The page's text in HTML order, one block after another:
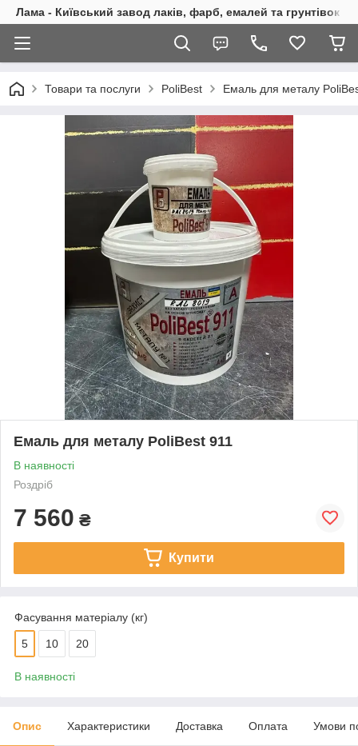
Лама - Київський завод лаків, фарб, емалей та грунтівок
Товари та послуги PoliBest Емаль для металу
Емаль для металу PoliBest 911
В наявності
Роздріб
7 560 ₴
Купити
Фасування матеріалу (кг)
5 10 20
В наявності
Опис Характеристики Доставка Оплата Умови